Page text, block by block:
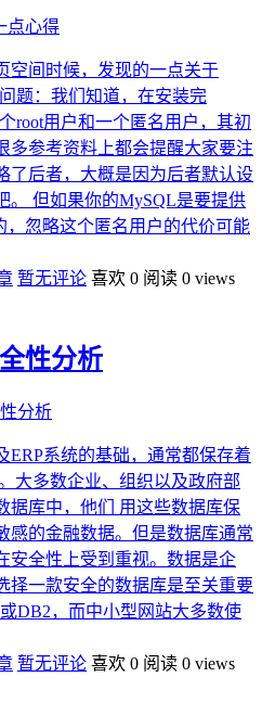
空间时候，发现的一点关于
题：我们知道，在安装完
root用户和一个匿名用户，其初
多参考资料上都会提醒大家要注
了后者，大概是因为后者默认设
。 但如果你的MySQL是要提供
，忽略这个匿名用户的代价可能
暂无评论 喜欢 0 阅读 0 views
性分析
ERP系统的基础，通常都保存着
大多数企业、组织以及政府部
据库中，他们 用这些数据库保
感的金融数据。但是数据库通常
安全性上受到重视。数据是企
择一款安全的数据库是至关重要
DB2，而中小型网站大多数使
暂无评论 喜欢 0 阅读 0 views